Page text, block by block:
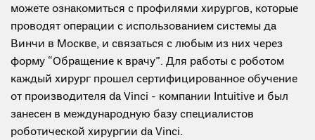
можете ознакомиться с профилями хирургов, которые
проводят операции с использованием системы да
Винчи в Москве, и связаться с любым из них через
форму “Обращение к врачу”. Для работы с роботом
каждый хирург прошел сертифицированное обучение
от производителя da Vinci - компании Intuitive и был
занесен в международную базу специалистов
роботической хирургии da Vinci.